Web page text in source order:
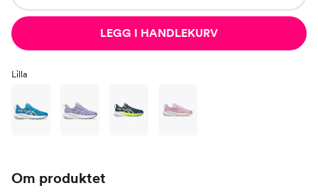
LEGG I HANDLEKURV
Lilla
Om produktet